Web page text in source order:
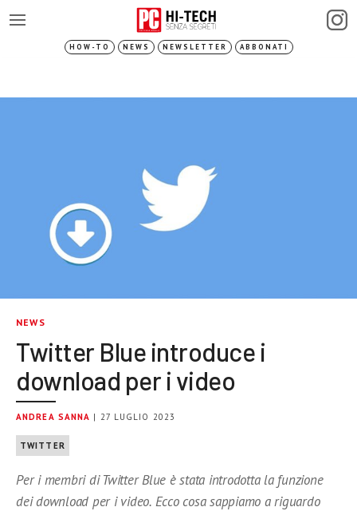
HOW-TO NEWS NEWSLETTER ABBONATI
NEWS
Twitter Blue introduce i
download per i video
ANDREA SANNA | 27 LUGLIO 2023
TWITTER
Per i membri di Twitter Blue è stata introdotta la funzione
dei download per i video. Ecco cosa sappiamo a riguardo